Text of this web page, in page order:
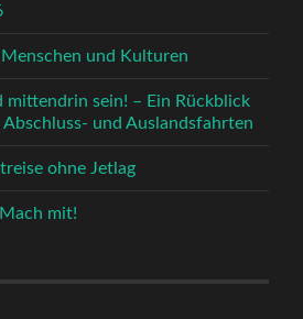
und Kulturen
mittendrin sein! – Ein Rückblick
und Auslandsfahrten
ohne Jetlag
mit!